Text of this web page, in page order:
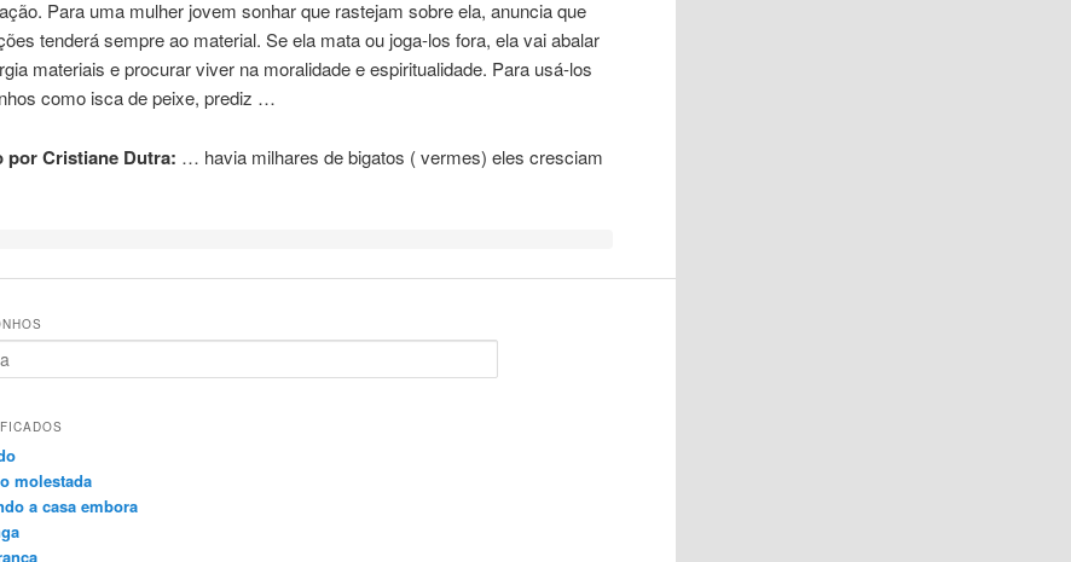
Para uma mulher jovem sonhar que rastejam sobre ela, anuncia que
tenderá sempre ao material. Se ela mata ou joga-los fora, ela vai abalar
materiais e procurar viver na moralidade e espiritualidade. Para usá-los
como isca de peixe, prediz …
por Cristiane Dutra: … havia milhares debigatos ( vermes) eles cresciam
molestada
a casa embora